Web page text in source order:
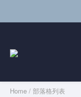
Home / 部落格列表